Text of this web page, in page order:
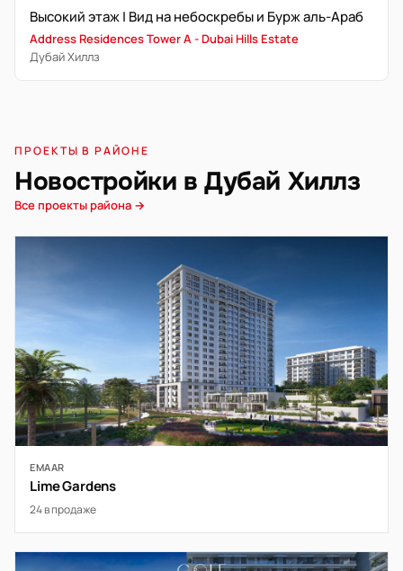
Высокий этаж | Вид на небоскребы и Бурж аль-Араб
Address Residences Tower A - Dubai Hills Estate
Дубай Хиллз
ПРОЕКТЫ В РАЙОНЕ
Новостройки в Дубай Хиллз
Все проекты района →
EMAAR
Lime Gardens
24 в продаже